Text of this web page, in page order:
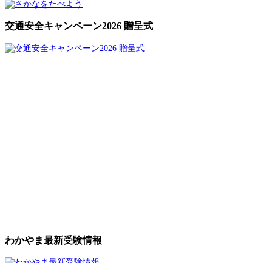
交通安全キャンペーン2026 贈呈式
わかやま最新受験情報